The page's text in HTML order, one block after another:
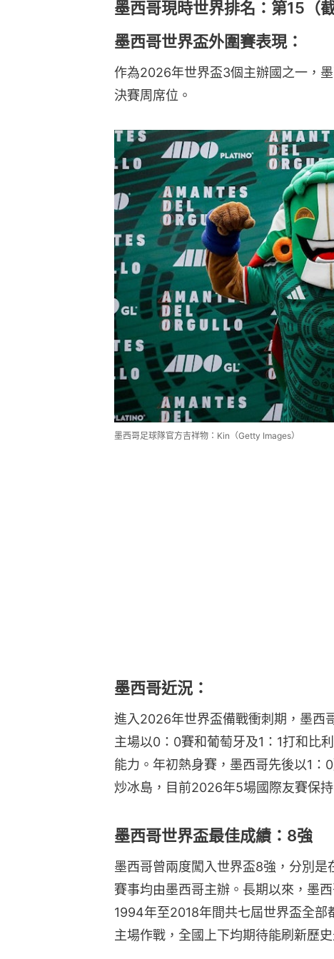
墨西哥現時世界排名：第15（
墨西哥世界盃外圍賽表現：
作為2026年世界盃3個主辦國之一，
決賽周席位。
墨西哥足球隊官方吉祥物：Kin（Getty Images）
墨西哥近況：
進入2026年世界盃備戰衝刺期，墨西
主場以0：0賽和葡萄牙及1：1打和比
能力。年初熱身賽，墨西哥先後以1
炒冰島，目前2026年5場國際友賽保
墨西哥世界盃最佳成績：8強
墨西哥曾兩度闖入世界盃8強，分別
賽事均由墨西哥主辦。長期以來，墨
1994年至2018年間共七屆世界盃全
主場作戰，全國上下均期待能刷新歷